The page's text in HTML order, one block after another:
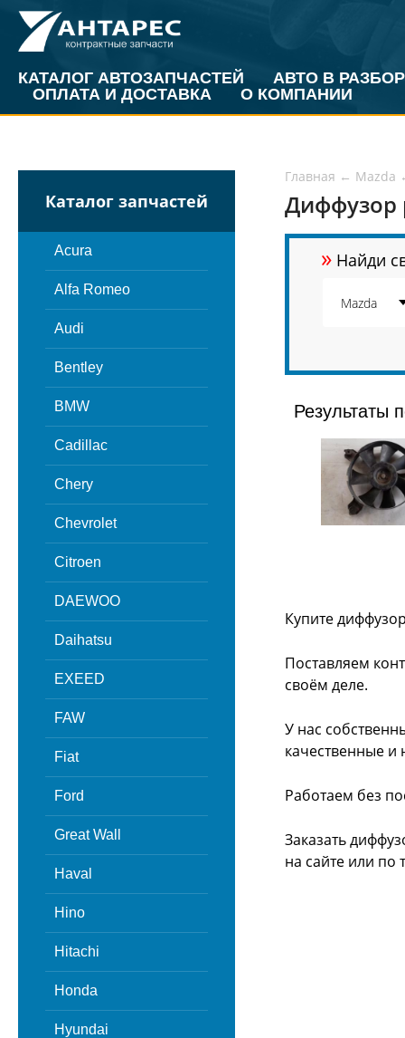
КАТАЛОГ АВТОЗАПЧАСТЕЙ
АВТО В РАЗБОР
ОПЛАТА И ДОСТАВКА
О КОМПАНИИ
Каталог запчастей
Acura
Alfa Romeo
Audi
Bentley
BMW
Cadillac
Chery
Chevrolet
Citroen
DAEWOO
Daihatsu
EXEED
FAW
Fiat
Ford
Great Wall
Haval
Hino
Hitachi
Honda
Hyundai
Главная ← Mazda
Диффузор
» Найди
Результаты
Купите
Поставляем
своём деле.
У нас
качественные и
Работаем без
Заказать
на сайте или по